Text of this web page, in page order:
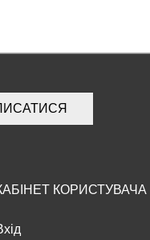
КОРИСТУВАЧА